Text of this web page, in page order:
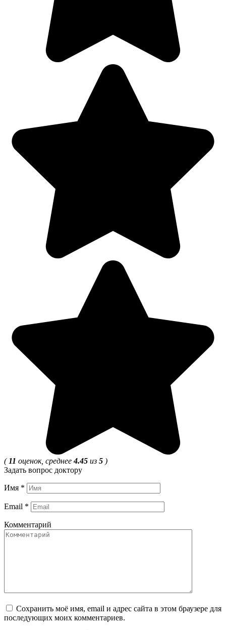
( 11 оценок, среднее4.45 из 5 )
Задать вопрос доктору
Имя *
Email *
Комментарий
Сохранить моё имя, email и адрес сайта в этом браузере для
последующих моих комментариев.